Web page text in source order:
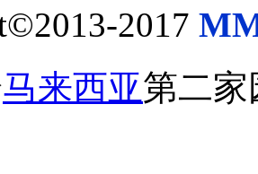
2017
马来西亚第二